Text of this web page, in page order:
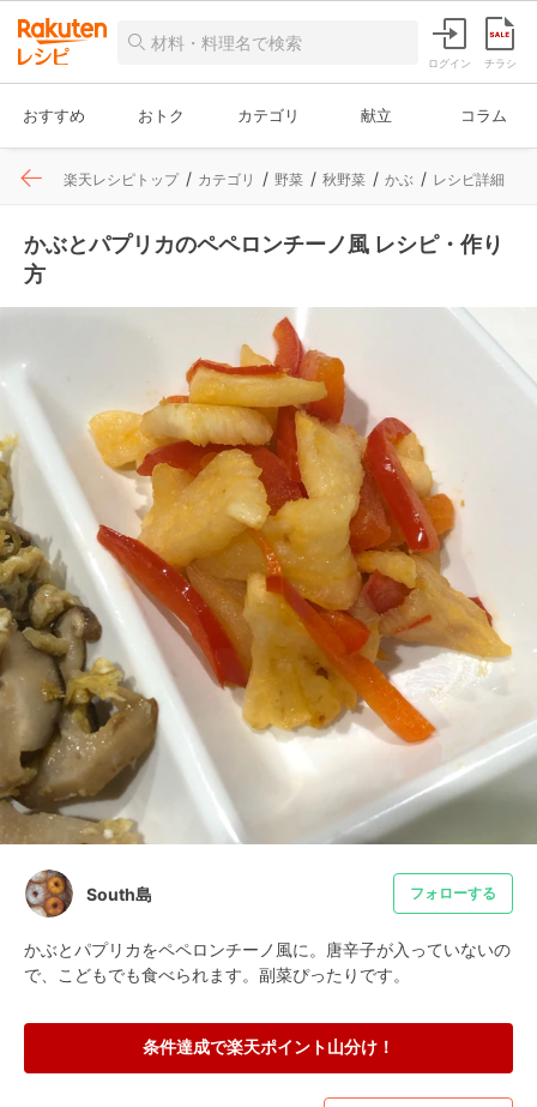
ログイン チラシ
おすすめ おトク カテゴリ 献立 コラム
楽天レシピトップ カテゴリ 野菜 秋野菜 かぶ レシピ詳細
かぶとパプリカのペペロンチーノ風 レシピ・作り
方
South島 フォローする
かぶとパプリカをペペロンチーノ風に。唐辛子が入っていないの
で、こどもでも食べられます。副菜ぴったりです。
条件達成で楽天ポイント山分け！